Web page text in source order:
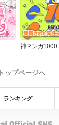
神マンガ1000
トップページへ
ランキング